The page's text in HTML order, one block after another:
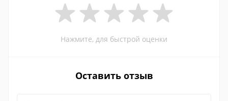
Нажмите, для быстрой оценки
Оставить отзыв